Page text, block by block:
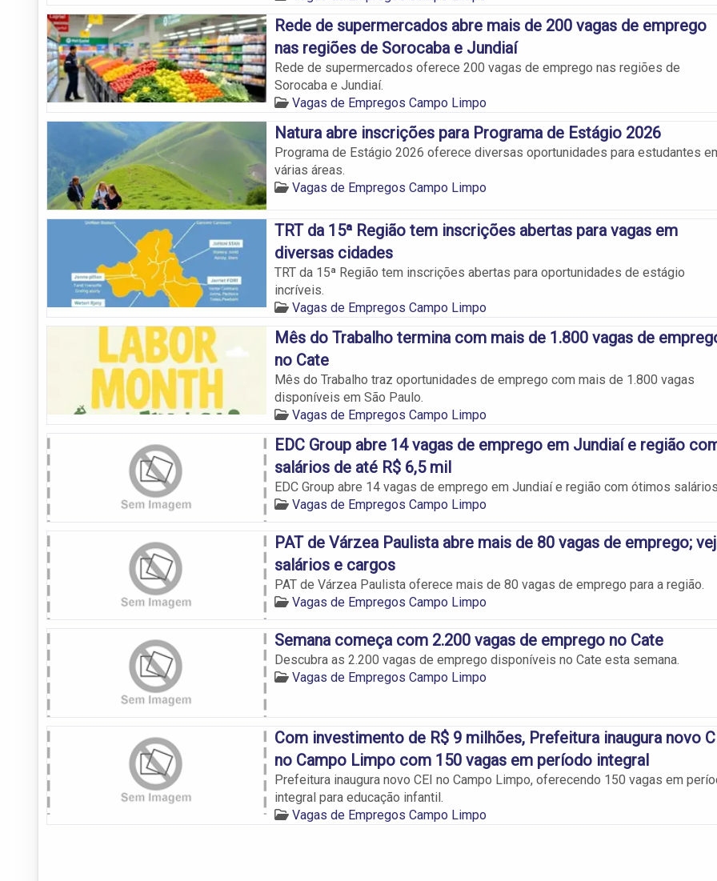
Rede de supermercados abre mais de 200 vagas de emprego
nas regiões de Sorocaba e Jundiaí
Rede de supermercados oferece 200 vagas de emprego nas regiões de
Sorocaba e Jundiaí.
Vagas de Empregos Campo Limpo
Natura abre inscrições para Programa de Estágio 2026
Programa de Estágio 2026 oferece diversas oportunidades para estudantes
várias áreas.
Vagas de Empregos Campo Limpo
TRT da 15ª Região tem inscrições abertas para vagas em
diversas cidades
TRT da 15ª Região tem inscrições abertas para oportunidades de estágio
incríveis.
Vagas de Empregos Campo Limpo
Mês do Trabalho termina com mais de 1.800 vagas de
no Cate
Mês do Trabalho traz oportunidades de emprego com mais de 1.800 vagas
disponíveis em São Paulo.
Vagas de Empregos Campo Limpo
EDC Group abre 14 vagas de emprego em Jundiaí e região
salários de até R$ 6,5 mil
EDC Group abre 14 vagas de emprego em Jundiaí e região com ótimos
Vagas de Empregos Campo Limpo
PAT de Várzea Paulista abre mais de 80 vagas de emprego;
salários e cargos
PAT de Várzea Paulista oferece mais de 80 vagas de emprego para a região.
Vagas de Empregos Campo Limpo
Semana começa com 2.200 vagas de emprego no Cate
Descubra as 2.200 vagas de emprego disponíveis no Cate esta semana.
Vagas de Empregos Campo Limpo
Com investimento de R$ 9 milhões, Prefeitura inaugura novo
no Campo Limpo com 150 vagas em período integral
Prefeitura inaugura novo CEI no Campo Limpo, oferecendo 150 vagas em
integral para educação infantil.
Vagas de Empregos Campo Limpo